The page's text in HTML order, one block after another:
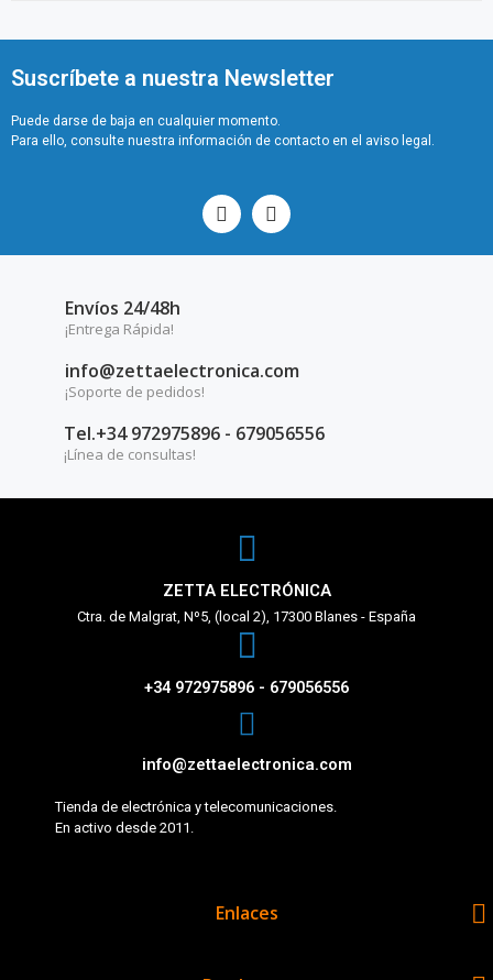
Suscríbete a nuestra Newsletter
Puede darse de baja en cualquier momento.
Para ello, consulte nuestra información de contacto en el aviso legal.
Envíos 24/48h
¡Entrega Rápida!
info@zettaelectronica.com
¡Soporte de pedidos!
Tel.+34 972975896 - 679056556
¡Línea de consultas!
ZETTA ELECTRÓNICA
Ctra. de Malgrat, Nº5, (local 2), 17300 Blanes - España
+34 972975896 - 679056556
info@zettaelectronica.com
Tienda de electrónica y telecomunicaciones.
En activo desde 2011.
Enlaces 